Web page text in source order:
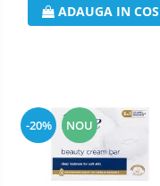
ADAUGA IN COS
-20% NOU